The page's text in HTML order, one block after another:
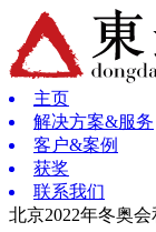
主页
解决方案&服务
客户&案例
获奖
联系我们
北京2022年冬奥